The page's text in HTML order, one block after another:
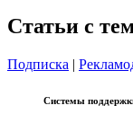
Статьи с
Подписка |
Системы